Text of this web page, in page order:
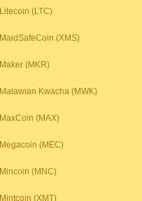
Litecoin (LTC)
MaidSafeCoin (XMS)
Maker (MKR)
Malawian Kwacha (MWK)
MaxCoin (MAX)
Megacoin (MEC)
Mincoin (MNC)
Mintcoin (XMT)